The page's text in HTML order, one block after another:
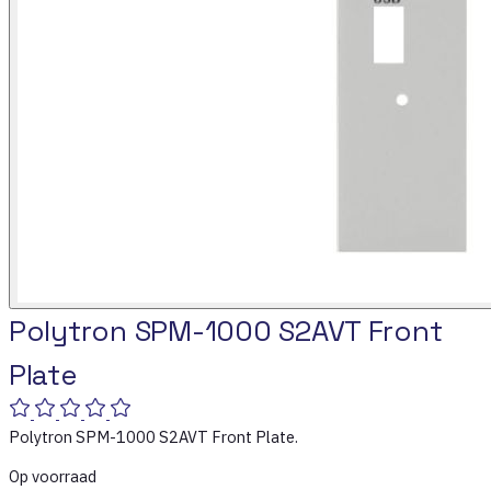
Polytron SPM-1000 S2AVT Front
Plate
Polytron SPM-1000 S2AVT Front Plate.
Op voorraad